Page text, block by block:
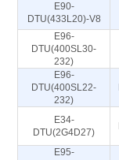
E90-
DTU(433L20)-V8
E96-
DTU(400SL30-
232)
E96-
DTU(400SL22-
232)
E34-
DTU(2G4D27)
E95-